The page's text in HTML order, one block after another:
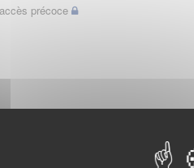
précoce